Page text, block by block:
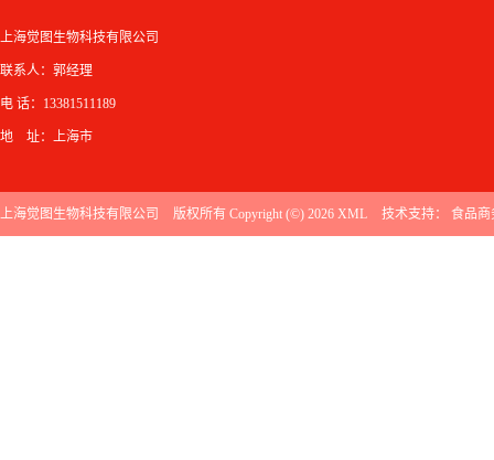
上海觉图生物科技有限公司
联系人：郭经理
电 话：13381511189
地 址：上海市
上海觉图生物科技有限公司 版权所有 Copyright (©) 2026 XML 技术支持： 食品商